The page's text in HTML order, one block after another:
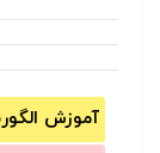
آموزش